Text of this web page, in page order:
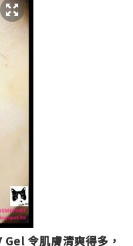
令肌膚清爽得多，